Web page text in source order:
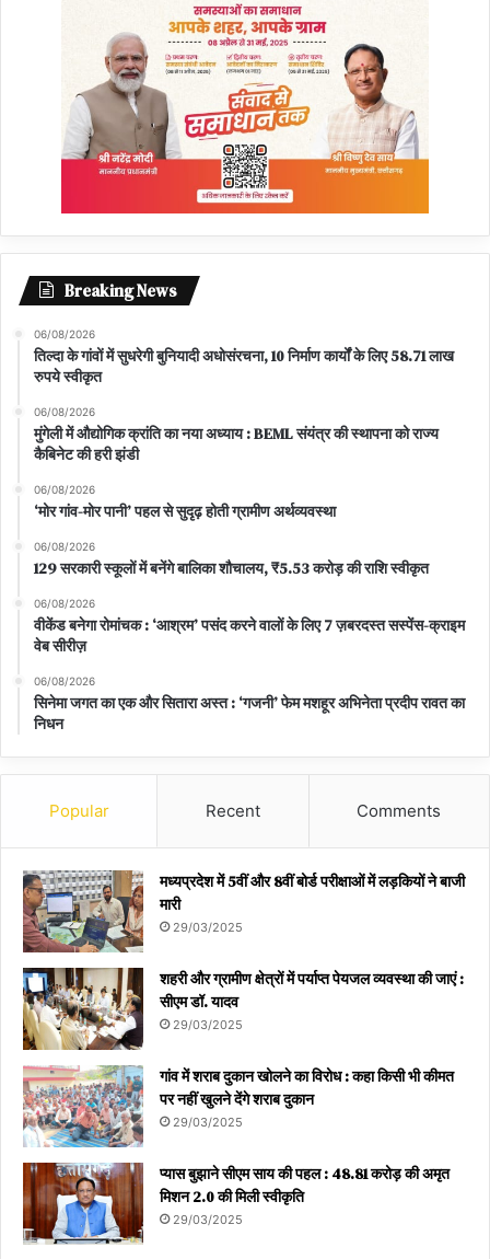
Breaking News
06/08/2026
तिल्दा के गांवों में सुधरेगी बुनियादी अधोसंरचना, 10 निर्माण कार्यों के लिए 58.71 लाख
रुपये स्वीकृत
06/08/2026
मुंगेली में औद्योगिक क्रांति का नया अध्याय : BEML संयंत्र की स्थापना को राज्य
कैबिनेट की हरी झंडी
06/08/2026
‘मोर गांव-मोर पानी’ पहल से सुदृढ़ होती ग्रामीण अर्थव्यवस्था
06/08/2026
129 सरकारी स्कूलों में बनेंगे बालिका शौचालय, ₹5.53 करोड़ की राशि स्वीकृत
06/08/2026
वीकेंड बनेगा रोमांचक : ‘आश्रम’ पसंद करने वालों के लिए 7 ज़बरदस्त सस्पेंस-क्राइम
वेब सीरीज़
06/08/2026
सिनेमा जगत का एक और सितारा अस्त : ‘गजनी’ फेम मशहूर अभिनेता प्रदीप रावत का
निधन
Popular Recent Comments
मध्यप्रदेश में 5वीं और 8वीं बोर्ड परीक्षाओं में लड़कियों ने बाजी
मारी
29/03/2025
शहरी और ग्रामीण क्षेत्रों में पर्याप्त पेयजल व्यवस्था की जाएं :
सीएम डॉ. यादव
29/03/2025
गांव में शराब दुकान खोलने का विरोध : कहा किसी भी कीमत
पर नहीं खुलने देंगे शराब दुकान
29/03/2025
प्यास बुझाने सीएम साय की पहल : 48.81 करोड़ की अमृत
मिशन 2.0 की मिली स्वीकृति
29/03/2025